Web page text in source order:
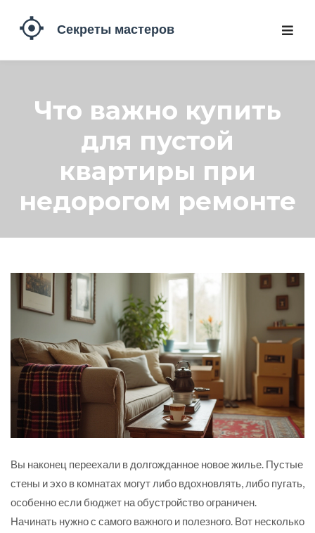
Что важно купить
для пустой
квартиры при
недорогом ремонте
Вы наконец переехали в долгожданное новое жилье. Пустые
стены и эхо в комнатах могут либо вдохновлять, либо пугать,
особенно если бюджет на обустройство ограничен.
Начинать нужно с самого важного и полезного. Вот несколько